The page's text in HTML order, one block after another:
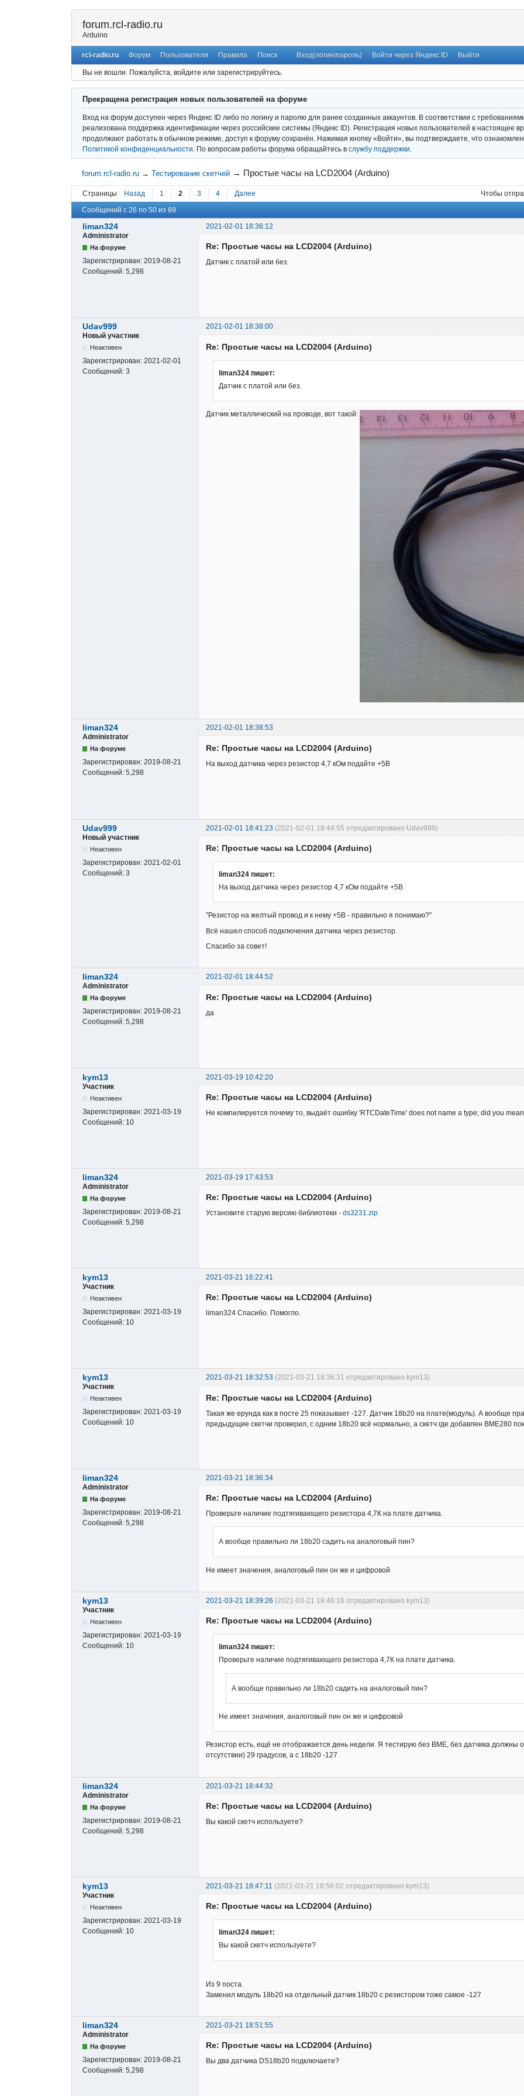
forum.rcl-radio.ru
Arduino
rcl-radio.ru Форум Пользователи Правила Поиск Вход(логин\пароль) Войти через Яндекс ID Выйти
Вы не вошли. Пожалуйста, войдите или зарегистрируйтесь.
Прекращена регистрация новых пользователей на форуме
Вход на форум доступен через Яндекс ID либо по логину и паролю для ранее созданных аккаунтов. В соответствии с
реализована поддержка идентификации через российские системы (Яндекс ID). Регистрация новых пользователей в настоящее
продолжают работать в обычном режиме, доступ к форуму сохранён. Нажимая кнопку «Войти», вы подтверждаете, что
Политикой конфиденциальности . По вопросам работы форума обращайтесь в службу поддержки
forum.rcl-radio.ru →Тестирование скетчей → Простые часы на LCD2004 (Arduino)
Страницы Назад 1 2 3 4 Далее
Чтобы
Сообщений с 26 по 50 из 89
liman324
2021-02-01 18:36:12
Administrator
На форуме
Зарегистрирован: 2019-08-21
Сообщений: 5,298
Re: Простые часы на LCD2004 (Arduino)
Датчик с платой или без.
Udav999
2021-02-01 18:38:00
Новый участник
Неактивен
Зарегистрирован: 2021-02-01
Сообщений: 3
Re: Простые часы на LCD2004 (Arduino)
liman324 пишет:
Датчик с платой или без.
Датчик металлический на проводе, вот такой:
liman324
2021-02-01 18:38:53
Administrator
На форуме
Зарегистрирован: 2019-08-21
Сообщений: 5,298
Re: Простые часы на LCD2004 (Arduino)
На выход датчика через резистор 4,7 кОм подайте +5В
Udav999 2021-02-01 18:41:23 (2021-02-01 18:44:55 отредактировано Udav999)
Новый участник
Неактивен
Зарегистрирован: 2021-02-01
Сообщений: 3
Re: Простые часы на LCD2004 (Arduino)
liman324 пишет:
На выход датчика через резистор 4,7 кОм подайте +5В
"Резистор на желтый провод и к нему +5В - правильно я понимаю?"
Всё нашел способ подключения датчика через резистор.
Спасибо за совет!
liman324
2021-02-01 18:44:52
Administrator
На форуме
Зарегистрирован: 2019-08-21
Сообщений: 5,298
Re: Простые часы на LCD2004 (Arduino)
да
kym13
2021-03-19 10:42:20
Участник
Неактивен
Зарегистрирован: 2021-03-19
Сообщений: 10
Re: Простые часы на LCD2004 (Arduino)
Не компилируется почему то, выдаёт ошибку 'RTCDateTime' does not name a type; did you
liman324
2021-03-19 17:43:53
Administrator
На форуме
Зарегистрирован: 2019-08-21
Сообщений: 5,298
Re: Простые часы на LCD2004 (Arduino)
Установите старую версию библиотеки - ds3231.zip
kym13
2021-03-21 16:22:41
Участник
Неактивен
Зарегистрирован: 2021-03-19
Сообщений: 10
Re: Простые часы на LCD2004 (Arduino)
liman324 Спасибо. Помогло.
kym13 2021-03-21 18:32:53 (2021-03-21 18:36:31 отредактировано kym13)
Участник
Неактивен
Зарегистрирован: 2021-03-19
Сообщений: 10
Re: Простые часы на LCD2004 (Arduino)
Такая же ерунда как в посте 25 показывает -127. Датчик 18b20 на плате(модуль). А вообще
предыдущие скетчи проверил, с одним 18b20 всё нормально, а скетч где добавлен BME280
liman324
2021-03-21 18:36:34
Administrator
На форуме
Зарегистрирован: 2019-08-21
Сообщений: 5,298
Re: Простые часы на LCD2004 (Arduino)
Проверьте наличие подтягивающего резистора 4,7К на плате датчика.
А вообще правильно ли 18b20 садить на аналоговый пин?
Не имеет значения, аналоговый пин он же и цифровой
kym13 2021-03-21 18:39:26 (2021-03-21 18:46:16 отредактировано kym13)
Участник
Неактивен
Зарегистрирован: 2021-03-19
Сообщений: 10
Re: Простые часы на LCD2004 (Arduino)
liman324 пишет:
Проверьте наличие подтягивающего резистора 4,7К на плате датчика.
А вообще правильно ли 18b20 садить на аналоговый пин?
Не имеет значения, аналоговый пин он же и цифровой
Резистор есть, ещё не отображается день недели. Я тестирую без BME, без датчика должны
отсутствии) 29 градусов, а с 18b20 -127
liman324
2021-03-21 18:44:32
Administrator
На форуме
Зарегистрирован: 2019-08-21
Сообщений: 5,298
Re: Простые часы на LCD2004 (Arduino)
Вы какой скетч используете?
kym13 2021-03-21 18:47:11 (2021-03-21 18:56:02 отредактировано kym13)
Участник
Неактивен
Зарегистрирован: 2021-03-19
Сообщений: 10
Re: Простые часы на LCD2004 (Arduino)
liman324 пишет:
Вы какой скетч используете?
Из 9 поста.
Заменил модуль 18b20 на отдельный датчик 18b20 с резистором тоже самое -127
liman324
2021-03-21 18:51:55
Administrator
На форуме
Зарегистрирован: 2019-08-21
Сообщений: 5,298
Re: Простые часы на LCD2004 (Arduino)
Вы два датчика DS18b20 подключаете?